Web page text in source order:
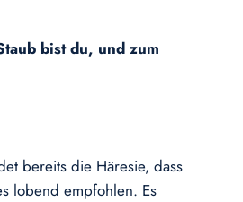
bist du, und zum
bereits die Häresie, dass
lobend empfohlen. Es